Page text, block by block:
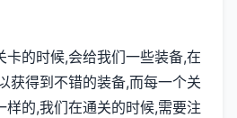
的时候,会给我们一些装备,在
获得到不错的装备,而每一个关
样的,我们在通关的时候,需要注